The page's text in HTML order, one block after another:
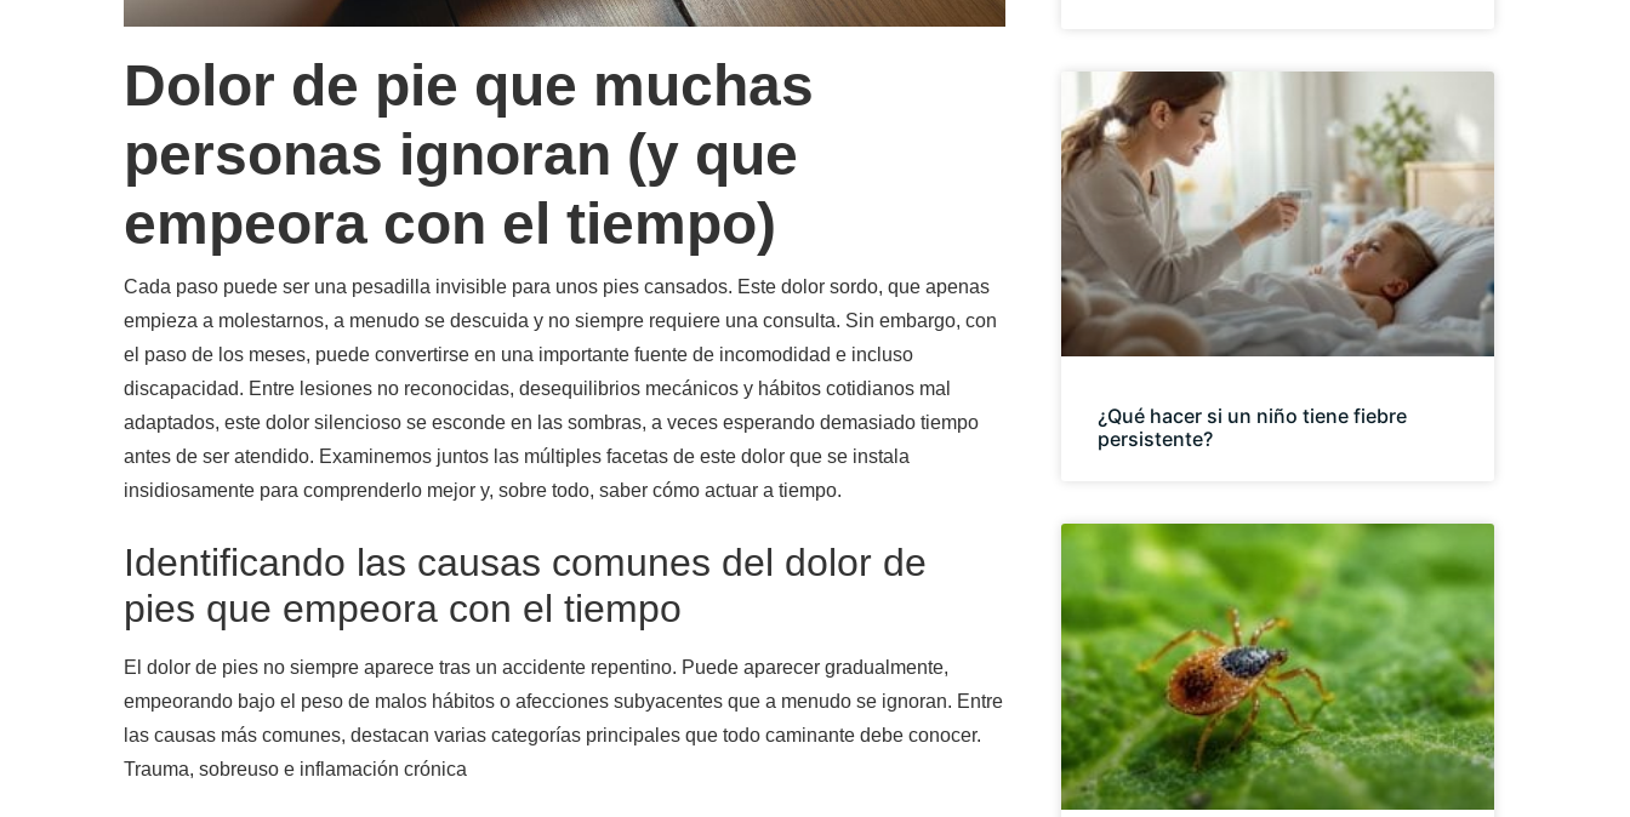
Dolor de pie que muchas
personas ignoran (y que
empeora con el tiempo)
Cada paso puede ser una pesadilla invisible para unos pies cansados. Este dolor sordo, que apenas
empieza a molestarnos, a menudo se descuida y no siempre requiere una consulta. Sin embargo, con
el paso de los meses, puede convertirse en una importante fuente de incomodidad e incluso
discapacidad. Entre lesiones no reconocidas, desequilibrios mecánicos y hábitos cotidianos mal
adaptados, este dolor silencioso se esconde en las sombras, a veces esperando demasiado tiempo
antes de ser atendido. Examinemos juntos las múltiples facetas de este dolor que se instala
insidiosamente para comprenderlo mejor y, sobre todo, saber cómo actuar a tiempo.
Identificando las causas comunes del dolor de
pies que empeora con el tiempo
El dolor de pies no siempre aparece tras un accidente repentino. Puede aparecer gradualmente,
empeorando bajo el peso de malos hábitos o afecciones subyacentes que a menudo se ignoran. Entre
las causas más comunes, destacan varias categorías principales que todo caminante debe conocer.
Trauma, sobreuso e inflamación crónica
¿Qué hacer si un niño tiene fiebre
persistente?